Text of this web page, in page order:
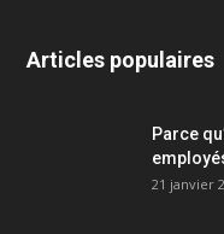
Articles populaires
Parce
21 janvier